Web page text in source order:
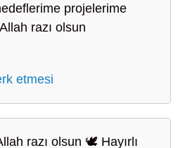
projelerime
razı olsun
etmesi
razı olsun 🕊️ Hayırlı